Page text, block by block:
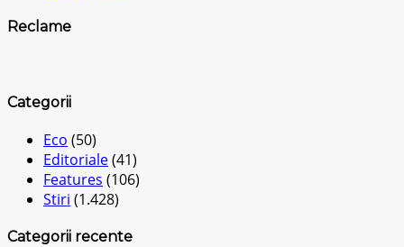
Reclame
Categorii
Eco (50)
Editoriale(41)
Features (106)
Stiri (1.428)
Categorii recente